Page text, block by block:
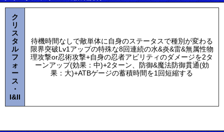
ク
リ
ス
タ
ル
フ
ォ
ー
ス
・
I&II
待機時間なしで敵単体に自身のステータスで種別が変わる
限界突破Lv1アップの特殊な8回連続の水&炎&雷&無属性物
理攻撃or忍術攻撃+自身の忍者アビリティのダメージを2タ
ーンアップ(効果：中)+2ターン、防御&魔法防御貫通(効
果：大)+ATBゲージの蓄積時間を1回短縮する